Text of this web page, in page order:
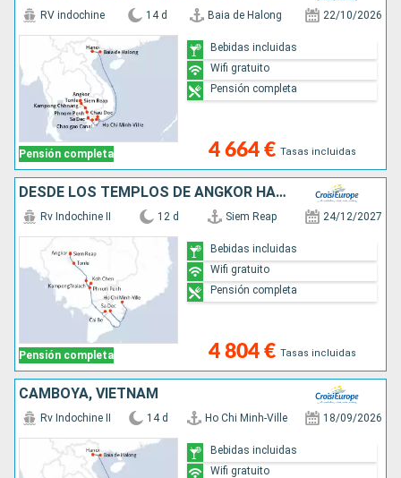
Pensión completa
RV indochine 14 d Baia de Halong 22/10/2026
4 664 € Tasas incluidas
Bebidas incluidas
Wifi gratuito
Pensión completa
DESDE LOS TEMPLOS DE ANGKOR HASTA EL DELTA DEL MEKONG, VIVA UNAS FIESTAS DE FIN DE AÑO ÚNICAS Y EXOTICAS (FORMULA PUERTO/PUERTO)
Pensión completa
Rv Indochine II 12 d Siem Reap 24/12/2027
4 804 € Tasas incluidas
Bebidas incluidas
Wifi gratuito
Pensión completa
CAMBOYA, VIETNAM
Rv Indochine II 14 d Ho Chi Minh-Ville 18/09/2026
Bebidas incluidas
Wifi gratuito